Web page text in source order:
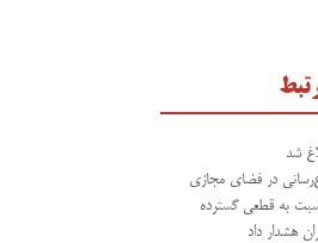
شد
در فضای مجازی
نسبت به قطعی گسترده
هشدار داد